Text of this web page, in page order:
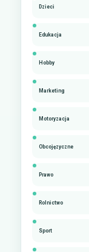
Dzieci
Edukacja
Hobby
Marketing
Motoryzacja
Obcojęzyczne
Prawo
Rolnictwo
Sport